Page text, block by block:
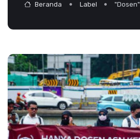
Beranda Label "Dosen"